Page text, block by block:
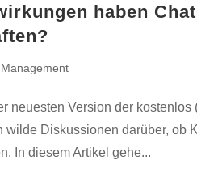
haben
Management
neuesten Version der
wilde Diskussionen darüber, ob
In diesem Artikel gehe...